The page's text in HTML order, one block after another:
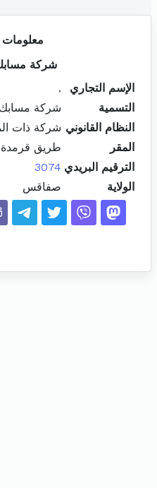
شركة
الإسم التجاري
.
التسمية
شركة
النظام القانوني شركة ذات
المقر
طريق قرمدة كلم 11 صفاقس
الترقيم البريدي 3074
الولاية
صفاقس